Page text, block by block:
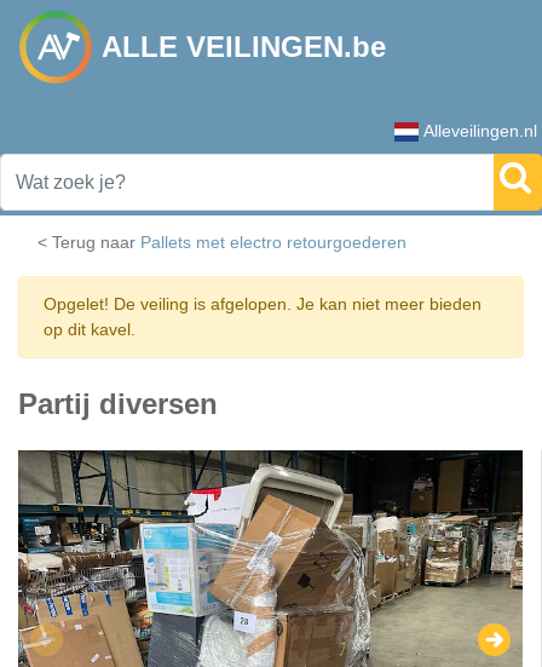
ALLE VEILINGEN.be
Alleveilingen.nl
< Terug naar Pallets met electro retourgoederen
Opgelet! De veiling is afgelopen. Je kan niet meer bieden
op dit kavel.
Partij diversen